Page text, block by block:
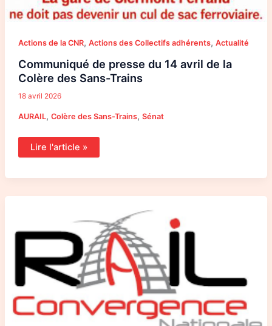
Actions de la CNR, Actions des Collectifs adhérents, Actualité
Communiqué de presse du 14 avril de la
Colère des Sans-Trains
18 avril 2026
AURAIL, Colère des Sans-Trains, Sénat
Lire l'article »
Tribune
:
Le
ou
le
déclin